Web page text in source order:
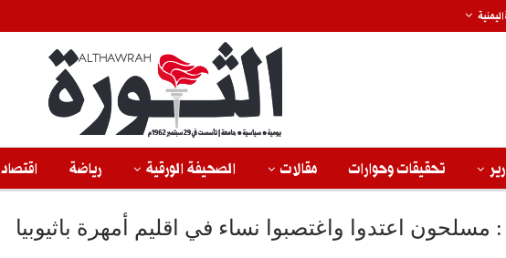
تحقيقات وحوارات مقالات الصحيفة الورقية رياضة اقتصاد
مسلحون اعتدوا واغتصبوا نساء في اقليم أمهرة باثيوبيا